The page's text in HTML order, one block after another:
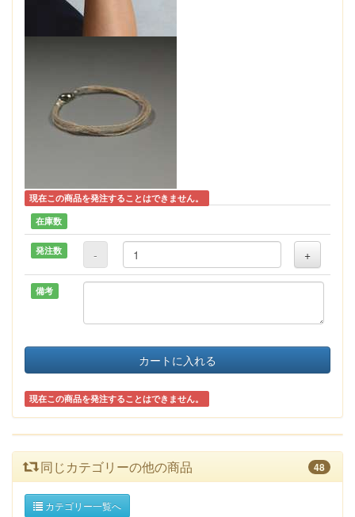
現在この商品を発注することはできません。
在庫数
発注数 - +
備考
カートに入れる
現在この商品を発注することはできません。
同じカテゴリーの他の商品 48
カテゴリー一覧へ